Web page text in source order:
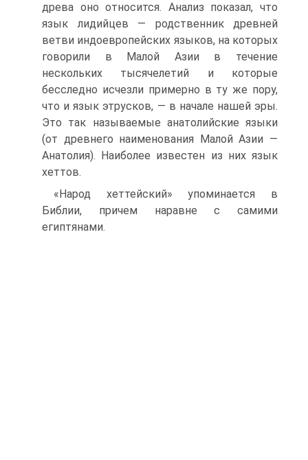
древа оно относится. Анализ показал, что
язык лидийцев — родственник древней
ветви индоевропейских языков, на которых
говорили в Малой Азии в течение
нескольких тысячелетий и которые
бесследно исчезли примерно в ту же пору,
что и язык этрусков, — в начале нашей эры.
Это так называемые анатолийские языки
(от древнего наименования Малой Азии —
Анатолия). Наиболее известен из них язык
хеттов.
«Народ хеттейский» упоминается в
Библии, причем наравне с самими
египтянами.